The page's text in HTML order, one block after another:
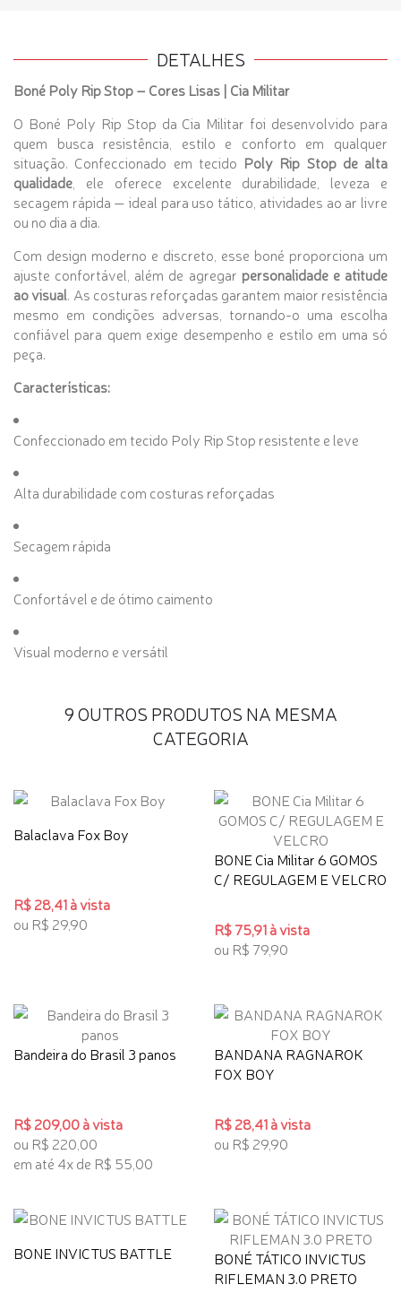
DETALHES
Boné Poly Rip Stop – Cores Lisas | Cia Militar
O Boné Poly Rip Stop da Cia Militar foi desenvolvido para
quem busca resistência, estilo e conforto em qualquer
situação. Confeccionado em tecido Poly Rip Stop de alta
qualidade , ele oferece excelente durabilidade, leveza e
secagem rápida — ideal para uso tático, atividades ao ar livre
ou no dia a dia.
Com design moderno e discreto, esse boné proporciona um
ajuste confortável, além de agregar personalidade e atitude
ao visual. As costuras reforçadas garantem maior resistência
mesmo em condições adversas, tornando-o uma escolha
confiável para quem exige desempenho e estilo em uma só
peça.
Características:
Confeccionado em tecido Poly Rip Stop resistente e leve
Alta durabilidade com costuras reforçadas
Secagem rápida
Confortável e de ótimo caimento
Visual moderno e versátil
9 OUTROS PRODUTOS NA MESMA
CATEGORIA
Balaclava Fox Boy
R$ 28,41 à vista
ou R$ 29,90
BONE Cia Militar 6 GOMOS
C/ REGULAGEM E VELCRO
R$ 75,91 à vista
ou R$ 79,90
Bandeira do Brasil 3 panos
R$ 209,00 à vista
ou R$ 220,00
em até 4x de R$ 55,00
BANDANA RAGNAROK
FOX BOY
R$ 28,41 à vista
ou R$ 29,90
BONE INVICTUS BATTLE
BONÉ TÁTICO INVICTUS
RIFLEMAN 3.0 PRETO